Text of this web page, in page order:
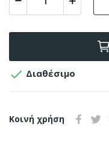
 Διαθέσιμο
Κοινή χρήση